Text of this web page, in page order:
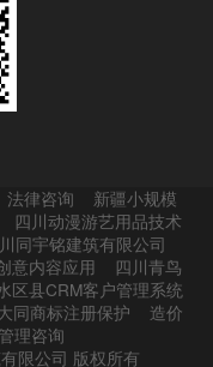
法律咨询
新疆小规模
四川动漫游艺用品技术
同宇铭建筑有限公司
意内容应用
四川青鸟
区县CRM客户管理系统
同商标注册保护
造价
理咨询
限公司 版权所有